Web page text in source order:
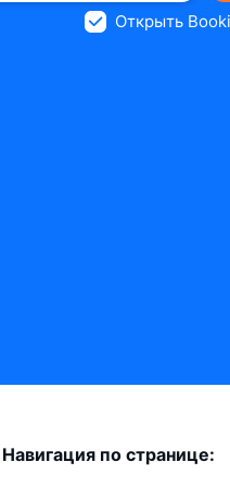
Открыть
Навигация по странице: